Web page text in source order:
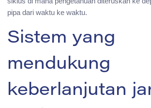
pipa dari waktu ke waktu.
Sistem yang
mendukung
keberlanjutan